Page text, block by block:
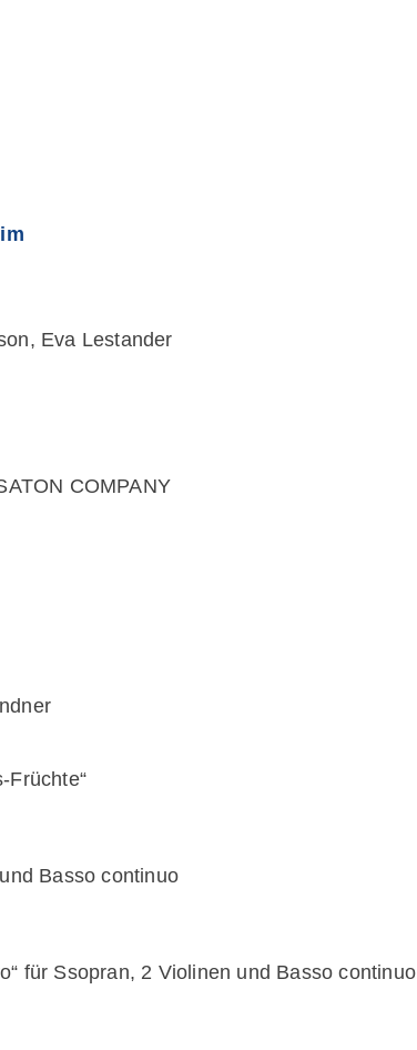
Eva Lestander
COMPANY
Früchte“
Basso continuo
für Ssopran, 2 Violinen und Basso continuo